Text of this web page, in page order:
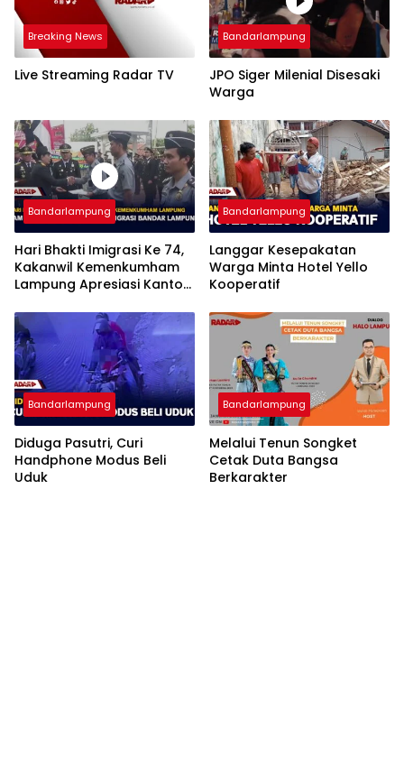
Breaking News
Live Streaming Radar TV
Bandarlampung
JPO Siger Milenial Disesaki
Warga
Bandarlampung
Hari Bhakti Imigrasi Ke 74,
Kakanwil Kemenkumham
Lampung Apresiasi Kantor
Bandarlampung
Langgar Kesepakatan
Warga Minta Hotel Yello
Kooperatif
Bandarlampung
Diduga Pasutri, Curi
Handphone Modus Beli
Uduk
Bandarlampung
Melalui Tenun Songket
Cetak Duta Bangsa
Berkarakter